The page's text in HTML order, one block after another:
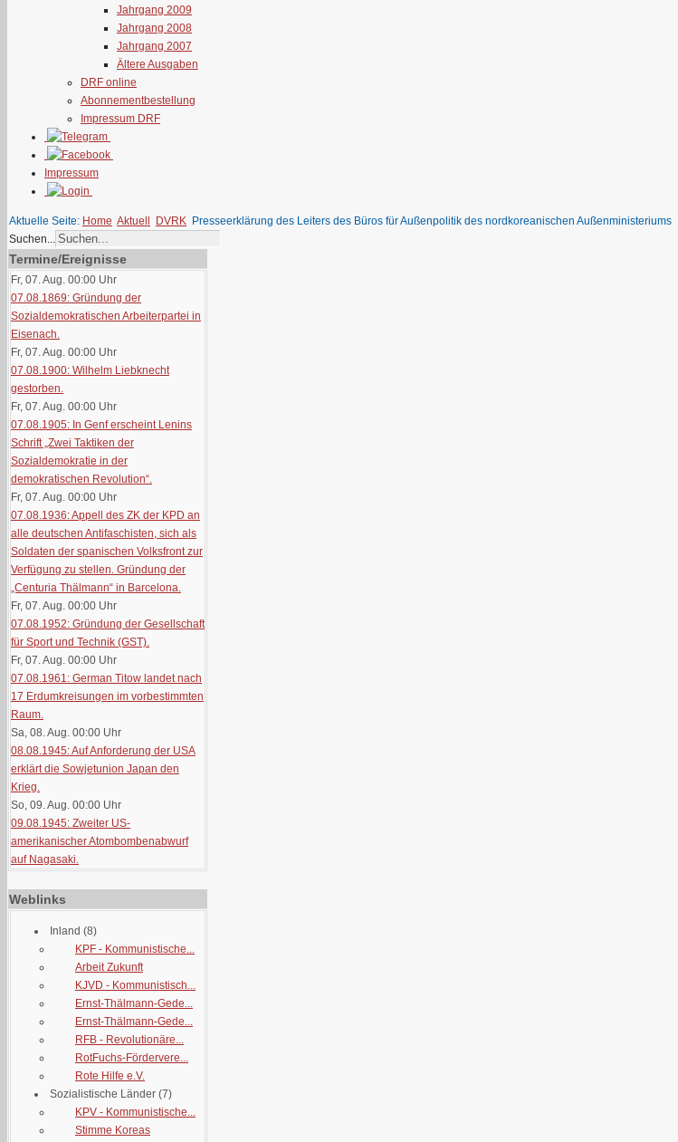
Jahrgang 2009
Jahrgang 2008
Jahrgang 2007
Ältere Ausgaben
DRF online
Abonnementbestellung
Impressum DRF
Impressum
Aktuelle Seite: Home Aktuell DVRK Presseerklärung des Leiters des Büros für Außenpolitik des nordkoreanischen Außenministeriums
Suchen...
Termine/Ereignisse
Fr, 07. Aug. 00:00 Uhr
07.08.1869: Gründung der
Sozialdemokratischen Arbeiterpartei in
Eisenach.
Fr, 07. Aug. 00:00 Uhr
07.08.1900: Wilhelm Liebknecht
gestorben.
Fr, 07. Aug. 00:00 Uhr
07.08.1905: In Genf erscheint Lenins
Schrift „Zwei Taktiken der
Sozialdemokratie in der
demokratischen Revolution“.
Fr, 07. Aug. 00:00 Uhr
07.08.1936: Appell des ZK der KPD an
alle deutschen Antifaschisten, sich als
Soldaten der spanischen Volksfront zur
Verfügung zu stellen. Gründung der
„Centuria Thälmann“ in Barcelona.
Fr, 07. Aug. 00:00 Uhr
07.08.1952: Gründung der Gesellschaft
für Sport und Technik (GST).
Fr, 07. Aug. 00:00 Uhr
07.08.1961: German Titow landet nach
17 Erdumkreisungen im vorbestimmten
Raum.
Sa, 08. Aug. 00:00 Uhr
08.08.1945: Auf Anforderung der USA
erklärt die Sowjetunion Japan den
Krieg.
So, 09. Aug. 00:00 Uhr
09.08.1945: Zweiter US-
amerikanischer Atombombenabwurf
auf Nagasaki.
Weblinks
Inland (8)
KPF - Kommunistische...
Arbeit Zukunft
KJVD - Kommunistisch...
Ernst-Thälmann-Gede...
Ernst-Thälmann-Gede...
RFB - Revolutionäre...
RotFuchs-Fördervere...
Rote Hilfe e.V.
Sozialistische Länder (7)
KPV - Kommunistische...
Stimme Koreas